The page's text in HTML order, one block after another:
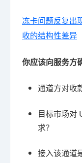
冻卡问题反复出
收的结构性差异
你应该向服务方
通道方对收
目标市场对
求？
接入该通道